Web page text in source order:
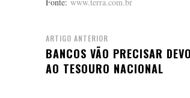
Fonte: www.terra.com.br
ARTIGO ANTERIOR
BANCOS VÃO PRECISAR
AO TESOURO NACIONAL